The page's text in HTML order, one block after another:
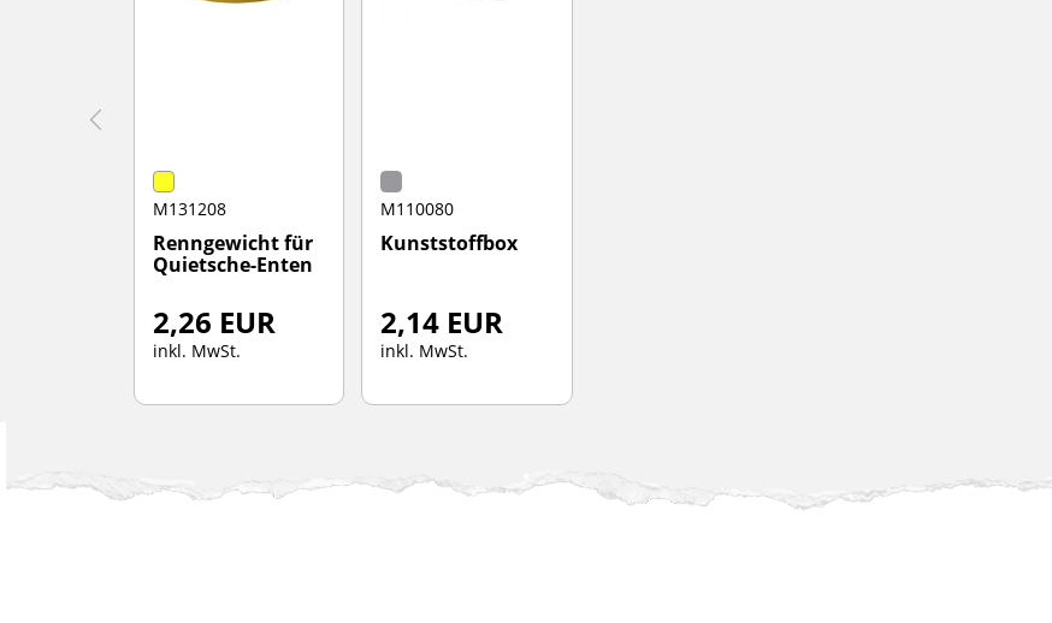
M131208
Renngewicht für
Quietsche-Enten
2,26 EUR
inkl. MwSt.
M110080
Kunststoffbox
2,14 EUR
inkl. MwSt.